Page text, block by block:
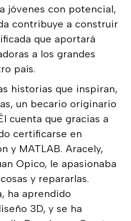
jóvenes con potencial,
contribuye a construir
que aportará
a los grandes
país.
historias que inspiran,
un becario originario
cuenta que gracias a
certificarse en
y MATLAB. Aracely,
Opico, le apasionaba
y repararlas.
ha aprendido
3D, y se ha